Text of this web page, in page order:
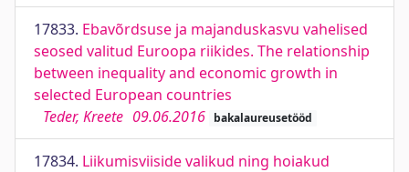
17833. Ebavõrdsuse ja majanduskasvu vahelised
seosed valitud Euroopa riikides. The relationship
between inequality and economic growth in
selected European countries
Teder, Kreete 09.06.2016 bakalaureusetööd
17834. Liikumisviiside valikud ning hoiakud